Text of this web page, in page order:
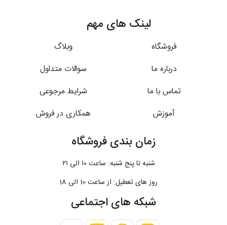
لینک های مهم
فروشگاه
وبلاگ
درباره ما
سوالات متداول
تماس با ما
شرایط مرجوعی
آموزش
همکاری در فروش
زمان بندی فروشگاه
شنبه تا پنج شنبه: ساعت ۱۰ الی ۲۱
روز های تعطیل: از ساعت 10 الی 18
شبکه های اجتماعی